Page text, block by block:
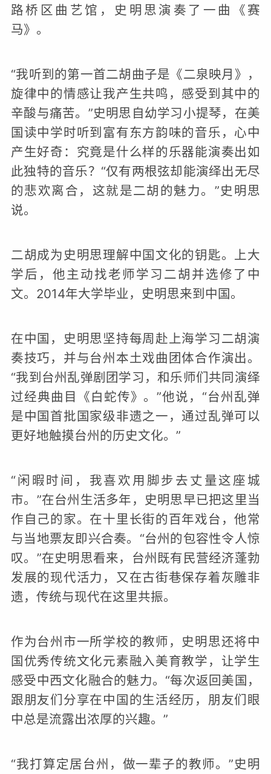
路桥区曲艺馆，史明思演奏了一曲《赛
马》。
“我听到的第一首二胡曲子是《二泉映月》，
旋律中的情感让我产生共鸣，感受到其中的
辛酸与痛苦。”史明思自幼学习小提琴，在美
国读中学时听到富有东方韵味的音乐，心中
产生好奇：究竟是什么样的乐器能演奏出如
此独特的音乐？“仅有两根弦却能演绎出无尽
的悲欢离合，这就是二胡的魅力。”史明思
说。
二胡成为史明思理解中国文化的钥匙。上大
学后，他主动找老师学习二胡并选修了中
文。2014年大学毕业，史明思来到中国。
在中国，史明思坚持每周赴上海学习二胡演
奏技巧，并与台州本土戏曲团体合作演出。
“我到台州乱弹剧团学习，和乐师们共同演绎
过经典曲目《白蛇传》。”他说，“台州乱弹
是中国首批国家级非遗之一，通过乱弹可以
更好地触摸台州的历史文化。”
“闲暇时间，我喜欢用脚步去丈量这座城
市。”在台州生活多年，史明思早已把这里当
作自己的家。在十里长街的百年戏台，他常
与当地票友即兴合奏。“台州的包容性令人惊
叹。”在史明思看来，台州既有民营经济蓬勃
发展的现代活力，又在古街巷保存着灰雕非
遗，传统与现代在这里共振。
作为台州市一所学校的教师，史明思还将中
国优秀传统文化元素融入美育教学，让学生
感受中西文化融合的魅力。“每次返回美国，
跟朋友们分享在中国的生活经历，朋友们眼
中总是流露出浓厚的兴趣。”
“我打算定居台州，做一辈子的教师。”史明